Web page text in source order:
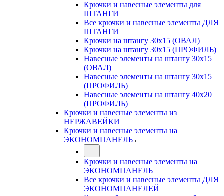
Крючки и навесные элементы для
ШТАНГИ
Все крючки и навесные элементы ДЛЯ
ШТАНГИ
Крючки на штангу 30х15 (ОВАЛ)
Крючки на штангу 30х15 (ПРОФИЛЬ)
Навесные элементы на штангу 30х15
(ОВАЛ)
Навесные элементы на штангу 30х15
(ПРОФИЛЬ)
Навесные элементы на штангу 40х20
(ПРОФИЛЬ)
Крючки и навесные элементы из
НЕРЖАВЕЙКИ
Крючки и навесные элементы на
ЭКОНОМПАНЕЛЬ
Крючки и навесные элементы на
ЭКОНОМПАНЕЛЬ
Все крючки и навесные элементы ДЛЯ
ЭКОНОМПАНЕЛЕЙ